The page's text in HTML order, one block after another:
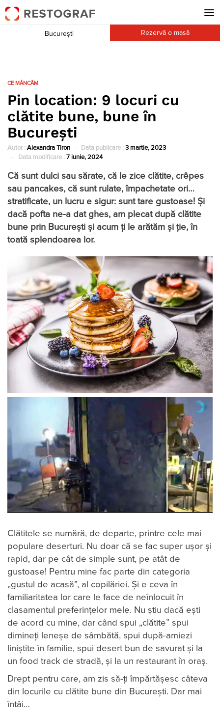
București Rezervă o masă
CE MÂNCĂM
Pin location: 9 locuri cu
clătite bune, bune în
București
Autor : Alexandra Tiron Data publicare : 3 martie, 2023
Data modificare : 7 iunie, 2024
Că sunt dulci sau sărate, că le zice clătite, crêpes
sau pancakes, că sunt rulate, împachetate ori…
stratificate, un lucru e sigur: sunt tare gustoase! Și
dacă pofta ne-a dat ghes, am plecat după clătite
bune prin București și acum ți le arătăm și ție, în
toată splendoarea lor.
Clătitele se numără, de departe, printre cele mai
populare deserturi. Nu doar că se fac super ușor și
rapid, dar pe cât de simple sunt, pe atât de
gustoase! Pentru mine fac parte din categoria
„gustul de acasă”, al copilăriei. Și e ceva în
familiaritatea lor care le face de neînlocuit în
clasamentul preferințelor mele. Nu știu dacă ești
de acord cu mine, dar când spui „clătite” spui
dimineți leneșe de sâmbătă, spui după-amiezi
liniștite în familie, spui desert bun de savurat și la
un food track de stradă, și la un restaurant în oraș.
Drept pentru care, am zis să-ți împărtășesc câteva
din locurile cu clătite bune din București. Dar mai
întâi…